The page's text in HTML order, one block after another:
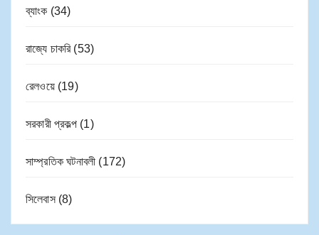
ব্যাংক (34)
রাজ্যে চাকরি(53)
রেলওয়ে(19)
সরকারী প্রকল্প (1)
সাম্প্রতিক ঘটনাবলী (172)
সিলেবাস(8)